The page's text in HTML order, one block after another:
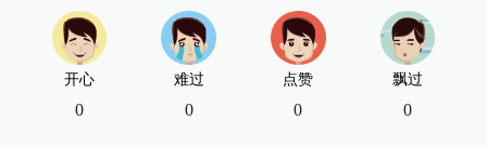
开心
0
难过
0
点赞
0
飘过
0